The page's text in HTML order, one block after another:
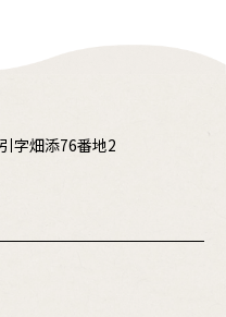
字畑添76番地2